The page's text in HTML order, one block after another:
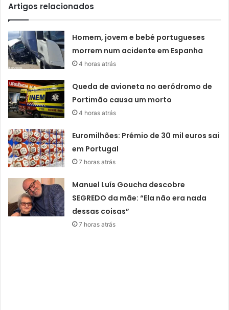
Artigos relacionados
Homem, jovem e bebé portugueses
morrem num acidente em Espanha
4 horas atrás
Queda de avioneta no aeródromo de
Portimão causa um morto
4 horas atrás
Euromilhões: Prémio de 30 mil euros sai
em Portugal
7 horas atrás
Manuel Luís Goucha descobre
SEGREDO da mãe: “Ela não era nada
dessas coisas”
7 horas atrás